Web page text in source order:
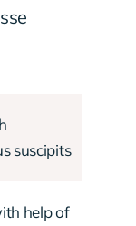
suscipits
help of